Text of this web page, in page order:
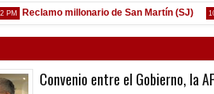
Reclamo millonario de San Martín (SJ) 10:58
Convenio entre el Gobierno, la